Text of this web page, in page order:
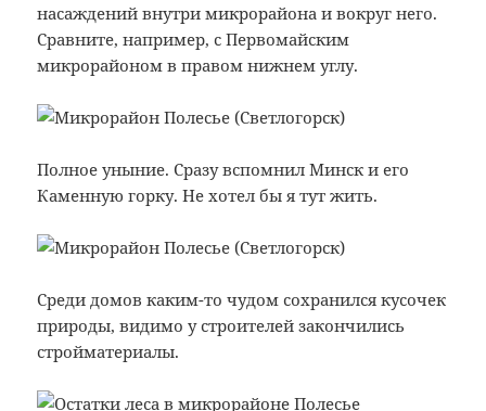
насаждений внутри микрорайона и вокруг него.
Сравните, например, с Первомайским
микрорайоном в правом нижнем углу.
Полное уныние. Сразу вспомнил Минск и его
Каменную горку. Не хотел бы я тут жить.
Среди домов каким-то чудом сохранился кусочек
природы, видимо у строителей закончились
стройматериалы.